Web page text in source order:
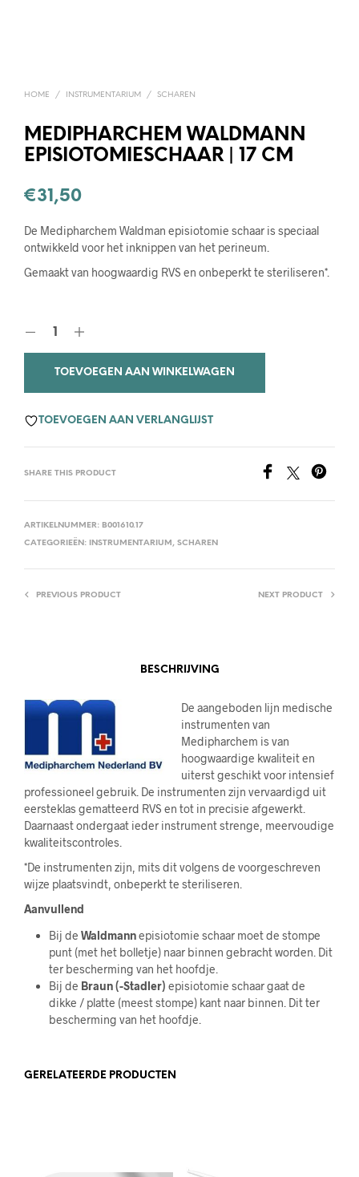
HOME / INSTRUMENTARIUM / SCHAREN
MEDIPHARCHEM WALDMANN
EPISIOTOMIESCHAAR | 17 CM
€31,50
De Medipharchem Waldman episiotomie schaar is speciaal
ontwikkeld voor het inknippen van het perineum.
Gemaakt van hoogwaardig RVS en onbeperkt te steriliseren*.
TOEVOEGEN AAN WINKELWAGEN
TOEVOEGEN AAN VERLANGLIJST
SHARE THIS PRODUCT
ARTIKELNUMMER: B001610.17
CATEGORIEËN:
INSTRUMENTARIUM , SCHAREN
PREVIOUS PRODUCT NEXT PRODUCT
BESCHRIJVING
De aangeboden lijn medische
instrumenten van
Medipharchem is van
hoogwaardige kwaliteit en
uiterst geschikt voor intensief
professioneel gebruik. De instrumenten zijn vervaardigd uit
eersteklas gematteerd RVS en tot in precisie afgewerkt.
Daarnaast ondergaat ieder instrument strenge, meervoudige
kwaliteitscontroles.
*De instrumenten zijn, mits dit volgens de voorgeschreven
wijze plaatsvindt, onbeperkt te steriliseren.
Aanvullend
Bij de Waldmannepisiotomie schaar moet de stompe
punt (met het bolletje) naar binnen gebracht worden. Dit
ter bescherming van het hoofdje.
Bij de Braun (-Stadler) episiotomie schaar gaat de
dikke / platte (meest stompe) kant naar binnen. Dit ter
bescherming van het hoofdje.
GERELATEERDE PRODUCTEN